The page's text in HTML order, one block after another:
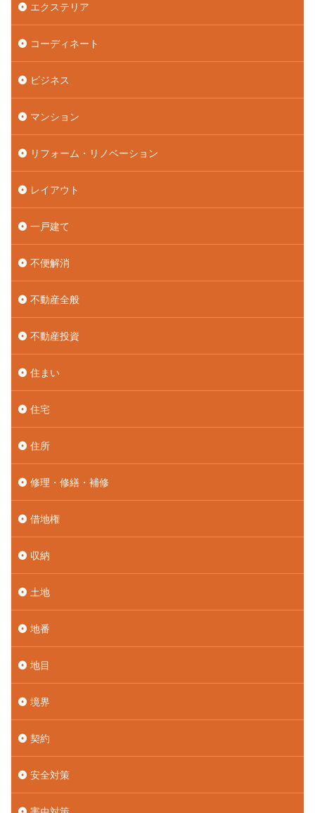
エクステリア
コーディネート
ビジネス
マンション
リフォーム・リノベーション
レイアウト
一戸建て
不便解消
不動産全般
不動産投資
住まい
住宅
住所
修理・修繕・補修
借地権
収納
土地
地番
地目
境界
契約
安全対策